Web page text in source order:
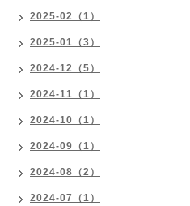
2025-02（1）
2025-01（3）
2024-12（5）
2024-11（1）
2024-10（1）
2024-09（1）
2024-08（2）
2024-07（1）